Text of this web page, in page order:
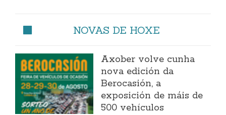
NOVAS DE HOXE
Axober volve cunha
nova edición da
Berocasión, a
exposición de máis de
500 vehículos